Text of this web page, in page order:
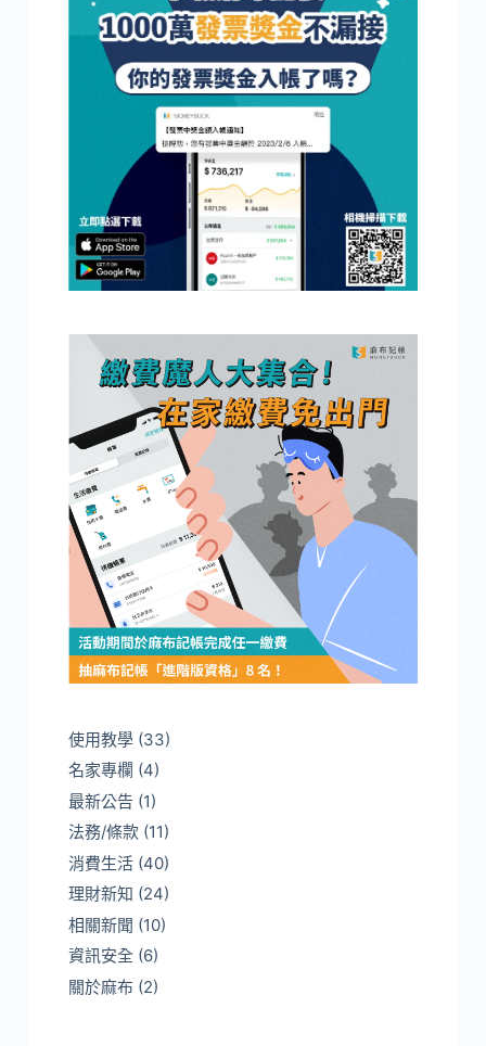
使用教學(33)
名家專欄 (4)
最新公告(1)
法務/條款(11)
消費生活(40)
理財新知 (24)
相關新聞 (10)
資訊安全(6)
關於麻布 (2)